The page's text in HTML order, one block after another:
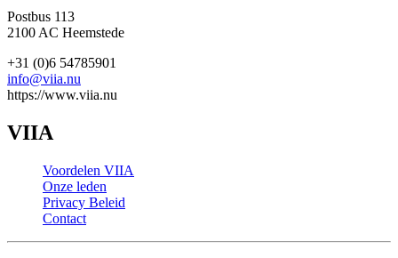
Postbus 113
2100 AC Heemstede
+31 (0)6 54785901
info@viia.nu
https://www.viia.nu
VIIA
Voordelen VIIA
Onze leden
Privacy Beleid
Contact